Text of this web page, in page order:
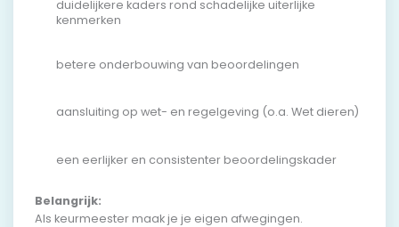
duidelijkere kaders rond schadelijke uiterlijke
kenmerken
betere onderbouwing van beoordelingen
aansluiting op wet- en regelgeving (o.a. Wet dieren)
een eerlijker en consistenter beoordelingskader
Belangrijk:
Als keurmeester maak je je eigen afwegingen.